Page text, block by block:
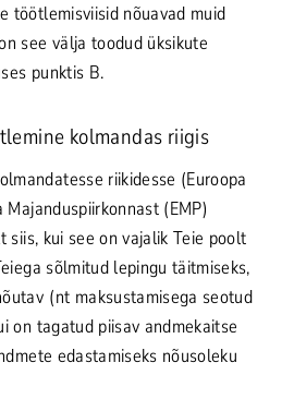
töötlemisviisid nõuavad muid
see välja toodud üksikute
punktis B.
kolmandas riigis
riikidesse (Euroopa
(EMP)
siis, kui see on vajalik Teie poolt
sõlmitud lepingu täitmiseks,
(nt maksustamisega seotud
on tagatud piisav andmekaitse
edastamiseks nõusoleku